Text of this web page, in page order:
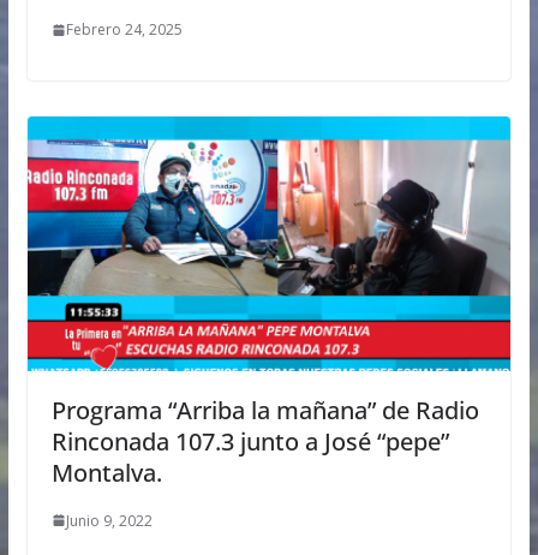
Febrero 24, 2025
Programa “Arriba la mañana” de Radio
Rinconada 107.3 junto a José “pepe”
Montalva.
Junio 9, 2022